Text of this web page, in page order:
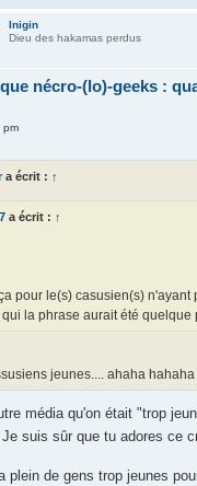
Inigin
Dieu des hakamas perdus
nécro-(lo)-geeks :
pm
a écrit : ↑
a écrit : ↑
pour le(s) casusien(s) n'ayant
la phrase aurait été quelque
jeunes.... ahaha
média qu'on était "trop
suis sûr que tu adores ce
plein de gens trop jeunes